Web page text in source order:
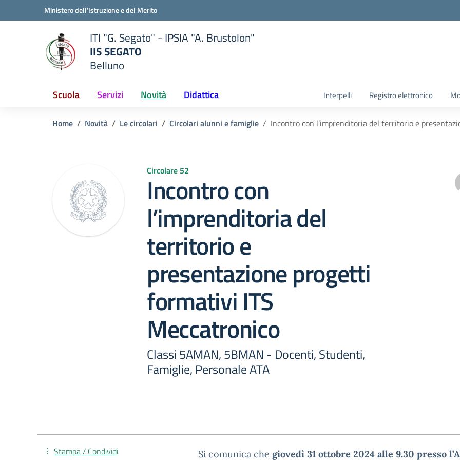
Vai ai contenuti
Vai al menu di navigazioneMinistero dell'Istruzione e del Merito
scuola
ITI "G. Segato" - IPSIA "A. Brustolon"
IIS SEGATO
Belluno
Scuola Servizi Novità Didattica Interpelli Registro elettronico
Home Novità Le circolari Circolari alunni e famiglie Incontro con l’imprenditoria del territorio e
Circolare 52
Incontro con
l’imprenditoria del
territorio e
presentazione progetti
formativi ITS
Meccatronico
Classi 5AMAN, 5BMAN - Docenti, Studenti,
Famiglie, Personale ATA
Si comunica che giovedì 31 ottobre 2024 alle 9.30 presso
Stampa / Condividi